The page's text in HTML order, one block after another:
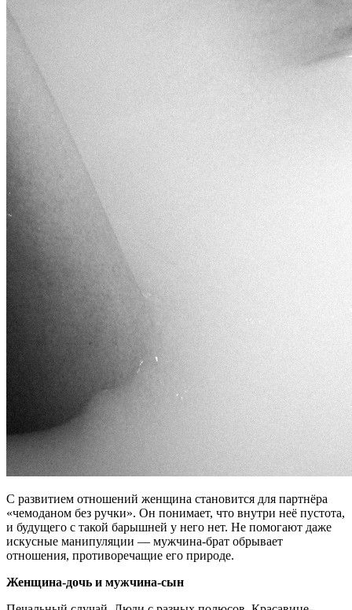
С развитием отношений женщина становится для партнёра
«чемоданом без ручки». Он понимает, что внутри неё пустота,
и будущего с такой барышней у него нет. Не помогают даже
искусные манипуляции — мужчина-брат обрывает
отношения, противоречащие его природе.
Женщина-дочь и мужчина-сын